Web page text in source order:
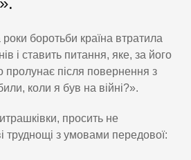
боротьби країна втратила
і ставить питання, яке, за його
пролунає після повернення з
коли я був на війні?».
просить не
труднощі з умовами передової: